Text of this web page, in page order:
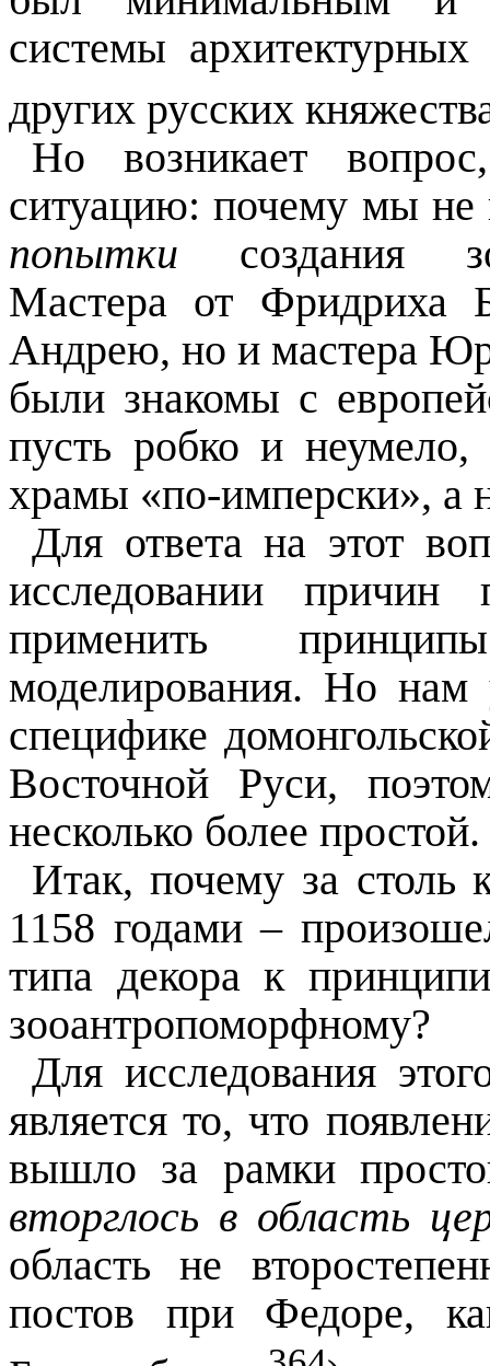
системы
других русских
Но возникает
ситуацию: почему мы
попытки создания
Мастера от Фридриха
Андрею, но и мастера
были знакомы с
пусть робко и неумело,
храмы «по-имперски», а
Для ответа на этот
исследовании
применить принципы
моделирования. Но нам
специфике
Восточной Руси,
несколько более простой.
Итак, почему за столь
1158 годами –
типа декора к
зооантропоморфному?
Для исследования
является то, что
вышло за рамки
вторглось в область
область не
постов при Федоре,